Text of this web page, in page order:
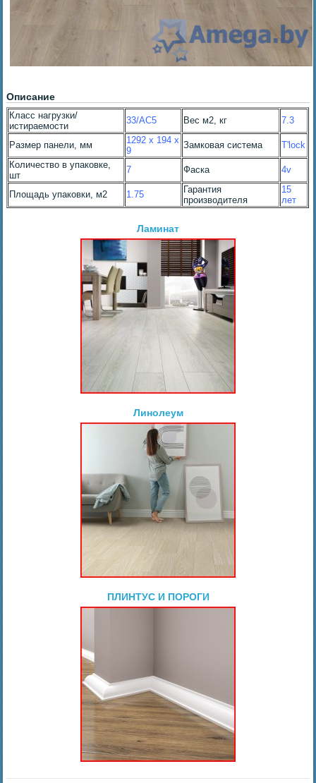
Описание
Класс нагрузки/
истираемости
33/AC5 Вес м2, кг 7.3
Размер панели, мм
1292 x 194 x
9
Замковая система
T'lock
Количество в упаковке,
шт
7 Фаска 4v
Площадь упаковки, м2 1.75
Гарантия
производителя
15
лет
Ламинат
Линолеум
ПЛИНТУС И ПОРОГИ